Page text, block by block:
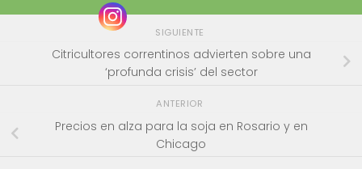
SIGUIENTE
Citricultores correntinos advierten sobre una
‘profunda crisis’ del sector
ANTERIOR
Precios en alza para la soja en Rosario y en
Chicago